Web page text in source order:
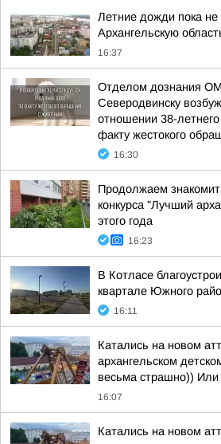
Летние дожди пока не
Архангельскую
16:37
Отделом дознания
Северодвинску
отношении 38-
факту жестокого
16:30
Продолжаем
конкурса "Лучший
этого года
16:23
В Котласе
квартале Южного
16:11
Катались на новом
архангельском
весьма страшно)) Или
16:07
Катались на новом